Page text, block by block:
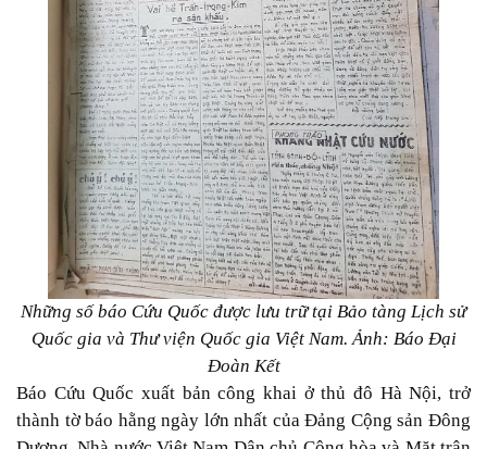
Những số báo Cứu Quốc được lưu trữ tại Bảo tàng Lịch sử
Quốc gia và Thư viện Quốc gia Việt Nam. Ảnh: Báo Đại
Đoàn Kết
Báo Cứu Quốc xuất bản công khai ở thủ đô Hà Nội, trở
thành tờ báo hằng ngày lớn nhất của Ðảng Cộng sản Ðông